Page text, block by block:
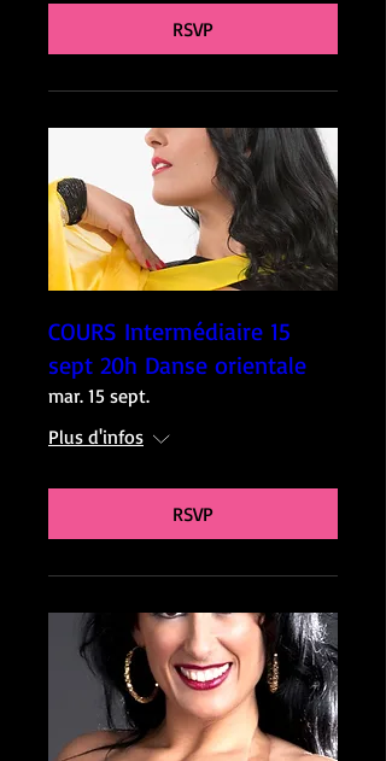
RSVP
COURS Intermédiaire 15
sept 20h Danse orientale
mar. 15 sept.
Plus d'infos
RSVP